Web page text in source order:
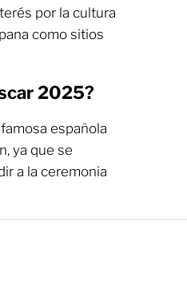
por la cultura
como sitios
2025?
famosa española
ya que se
a la ceremonia